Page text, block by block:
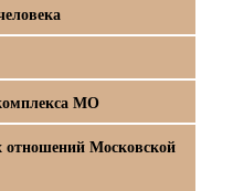
МО
Московской